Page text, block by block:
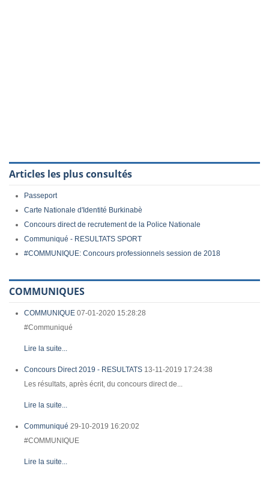
Articles les plus consultés
Passeport
Carte Nationale d'Identité Burkinabè
Concours direct de recrutement de la Police Nationale
Communiqué - RESULTATS SPORT
#COMMUNIQUE: Concours professionnels session de 2018
COMMUNIQUES
COMMUNIQUE 07-01-2020 15:28:28
#Communiqué
Lire la suite...
Concours Direct 2019 - RESULTATS 13-11-2019 17:24:38
Les résultats, après écrit, du concours direct de...
Lire la suite...
Communiqué 29-10-2019 16:20:02
#COMMUNIQUE
Lire la suite...